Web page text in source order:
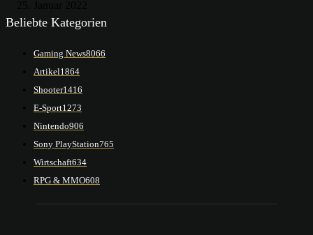
Beliebte Kategorien
Gaming News8066
Artikel1864
Shooter1416
E-Sport1273
Nintendo906
Sony PlayStation765
Wirtschaft634
RPG & MMO608